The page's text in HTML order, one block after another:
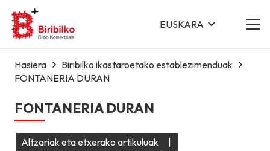
EUSKARA
Hasiera
Biribilko ikastaroetako establezimenduak
FONTANERIA DURAN
FONTANERIA DURAN
Altzariak eta etxerako artikuluak
|